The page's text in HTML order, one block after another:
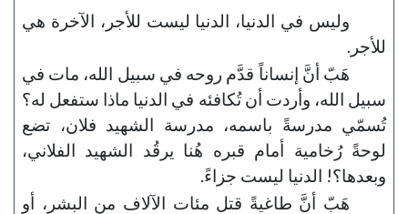
وليس في الدنيا، الدنيا ليست للأجر، الآخرة هي
للأجر.
هَبّ أنَّ إنساناً قدَّم روحه في سبيل الله، مات في
سبيل الله، وأردت أن تُكافئه في الدنيا ماذا ستفعل له؟
تُسمّي مدرسةً باسمه، مدرسة الشهيد فلان، تضع
لوحةً رُخامية أمام قبره هُنا يرقُد الشهيد الفلاني،
وبعدها؟! الدنيا ليست جزاءً.
هَبّ أنَّ طاغيةً قتل مئات الآلاف من البشر، أو